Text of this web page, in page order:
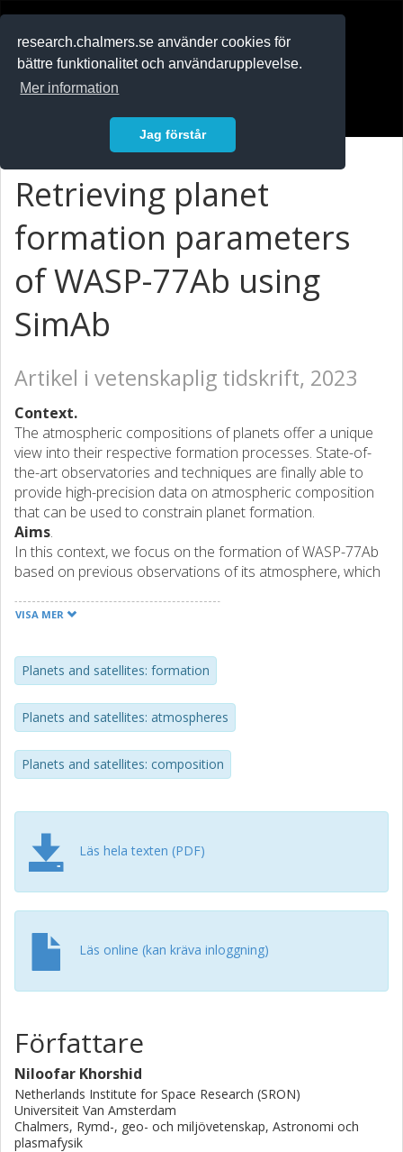
research.chalmers.se använder cookies för
bättre funktionalitet och användarupplevelse.
Mer information
Jag förstår
Retrieving planet
formation parameters
of WASP-77Ab using
SimAb
Artikel i vetenskaplig tidskrift, 2023
Context.
The atmospheric compositions of planets offer a unique
view into their respective formation processes. State-of-
the-art observatories and techniques are finally able to
provide high-precision data on atmospheric composition
that can be used to constrain planet formation.
Aims.
In this context, we focus on the formation of WASP-77Ab
based on previous observations of its atmosphere, which
Methods
compositions for the disk WASP-77Ab was formed within:
one of a solar composition and one that represents the
composition of WASP-77A. In addition, we consider two
different scenarios regarding the migration of the planet
and we study the possible planet formation paths that
reproduce the composition of WASP-77Ab.
This work shows that the planet is expected to have
formed in a disk where not many planetesimals could be
accreted. Moreover, we demonstrate that the most likely
migration scenario is disk-free migration, whereby the
planet initiates its Type II migration within the CO ice line
and ends it beyond the water ice line.
VISA MER
Planets and satellites: formation
Planets and satellites: atmospheres
Planets and satellites: composition
Läs hela texten (PDF)
Läs online (kan kräva inloggning)
Författare
Niloofar Khorshid
Netherlands Institute for Space Research (SRON)
Universiteit Van Amsterdam
Chalmers, Rymd-, geo- och miljövetenskap, Astronomi och
plasmafysik